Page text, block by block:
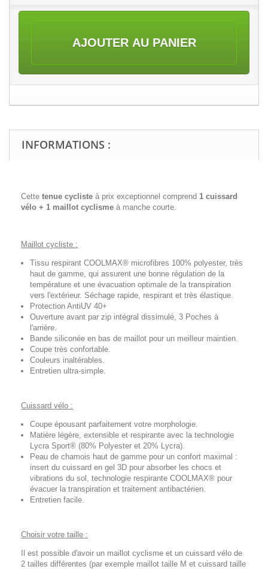
AJOUTER AU PANIER
INFORMATIONS :
Cette tenue cycliste à prix exceptionnel comprend 1 cuissard
vélo + 1 maillot cyclisme à manche courte.
Maillot cycliste :
Tissu respirant COOLMAX® microfibres 100% polyester, très
haut de gamme, qui assurent une bonne régulation de la
température et une évacuation optimale de la transpiration
vers l'extérieur. Séchage rapide, respirant et très élastique.
Protection AntiUV 40+
Ouverture avant par zip intégral dissimulé, 3 Poches à
l'arrière.
Bande siliconée en bas de maillot pour un meilleur maintien.
Coupe très confortable.
Couleurs inaltérables.
Entretien ultra-simple.
Cuissard vélo :
Coupe épousant parfaitement votre morphologie.
Matière légère, extensible et respirante avec la technologie
Lycra Sport® (80% Polyester et 20% Lycra).
Peau de chamois haut de gamme pour un confort maximal :
insert du cuissard en gel 3D pour absorber les chocs et
vibrations du sol, technologie respirante COOLMAX® pour
évacuer la transpiration et traitement antibactérien.
Entretien facile.
Choisir votre taille :
Il est possible d'avoir un maillot cyclisme et un cuissard vélo de
2 tailles différentes (par exemple maillot taille M et cuissard taille